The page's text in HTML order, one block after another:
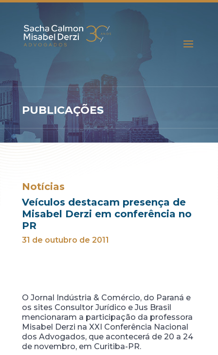
PUBLICAÇÕES
Notícias
Veículos destacam presença de
Misabel Derzi em conferência no
PR
31 de outubro de 2011
O Jornal Indústria & Comércio, do Paraná e
os sites Consultor Jurídico e Jus Brasil
mencionaram a participação da professora
Misabel Derzi na XXI Conferência Nacional
dos Advogados, que acontecerá de 20 a 24
de novembro, em Curitiba-PR.